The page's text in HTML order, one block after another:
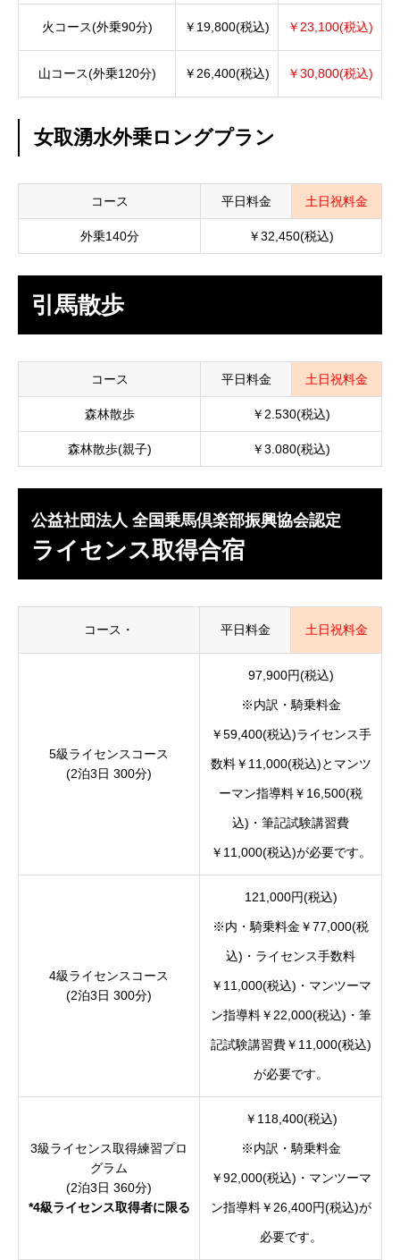
火コース(外乗90分) ￥19,800(税込) ￥23,100(税込)
山コース(外乗120分) ￥26,400(税込) ￥30,800(税込)
女取湧水外乗ロングプラン
コース 平日料金 土日祝料金
外乗140分 ￥32,450(税込)
引馬散歩
コース 平日料金 土日祝料金
森林散歩 ￥2.530(税込)
森林散歩(親子) ￥3.080(税込)
公益社団法人 全国乗馬倶楽部振興協会認定
ライセンス取得合宿
コース・ 平日料金 土日祝料金
5級ライセンスコース
(2泊3日 300分)
97,900円(税込)
※内訳・騎乗料金
￥59,400(税込)ライセンス手
数料￥11,000(税込)とマンツ
ーマン指導料￥16,500(税
込)・筆記試験講習費
￥11,000(税込)が必要です。
4級ライセンスコース
(2泊3日 300分)
121,000円(税込)
※内・騎乗料金￥77,000(税
込)・ライセンス手数料
￥11,000(税込)・マンツーマ
ン指導料￥22,000(税込)・筆
記試験講習費￥11,000(税込)
が必要です。
3級ライセンス取得練習プロ
グラム
(2泊3日 360分)
*4級ライセンス取得者に限る
￥118,400(税込)
※内訳・騎乗料金
￥92,000(税込)・マンツーマ
ン指導料￥26,400円(税込)が
必要です。